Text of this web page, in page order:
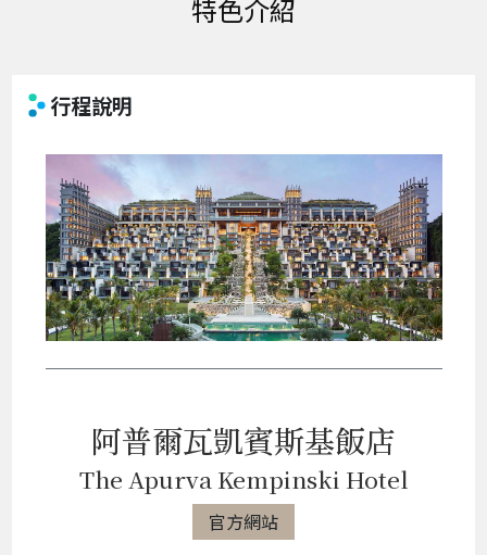
特色介紹
行程說明
阿普爾瓦凱賓斯基飯店
The Apurva Kempinski Hotel
官方網站